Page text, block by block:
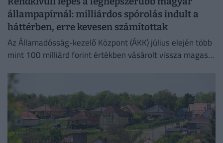
állampapírnál: milliárdos spórolás indult a
háttérben, erre kevesen számítottak
Az Államadósság-kezelő Központ (ÁKK) július elején több
mint 100 milliárd forint értékben vásárolt vissza magas